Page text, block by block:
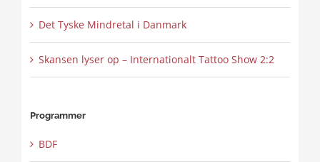
Det Tyske Mindretal i Danmark
Skansen lyser op – Internationalt Tattoo Show 2:2
Programmer
BDF